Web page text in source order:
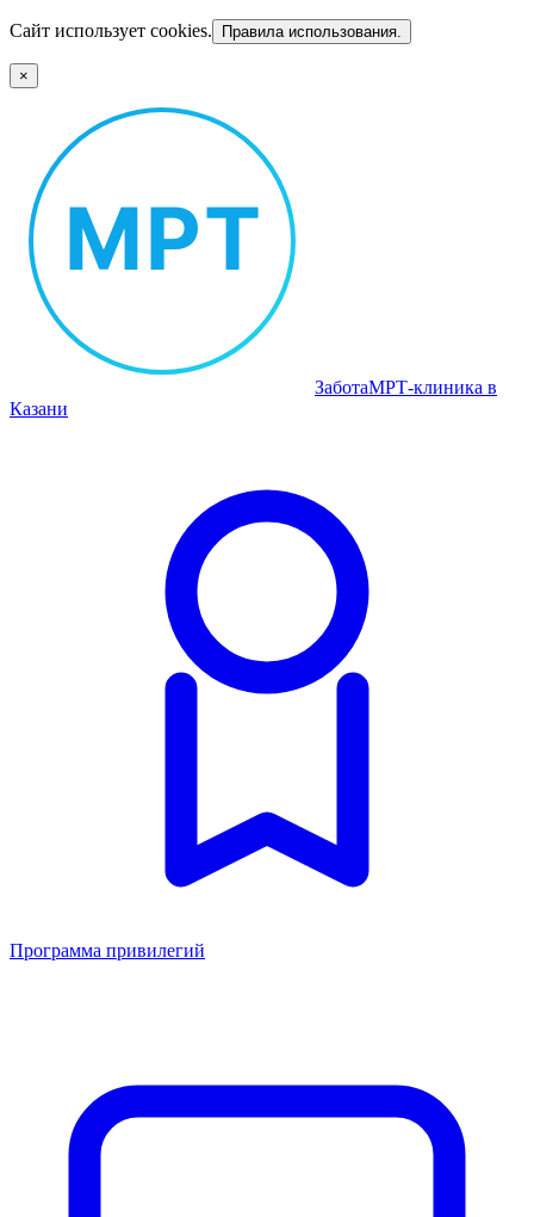
Сайт использует cookies. Правила использования.
×
ЗаботаМРТ‑клиника в
Казани
Программа привилегий